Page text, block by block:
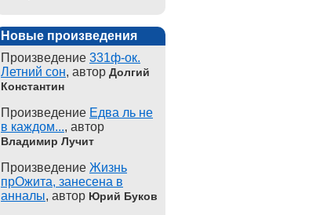
Новые произведения
Произведение 331ф-ок.
Летний сон, автор Долгий
Константин
Произведение Едва ль не
в каждом..., автор
Владимир Лучит
Произведение Жизнь
прОжита, занесена в
анналы, автор Юрий Буков